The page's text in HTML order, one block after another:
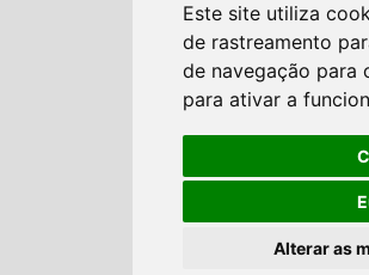
Este site utiliza
de rastreamento
de navegação para
para ativar a
Alterar as